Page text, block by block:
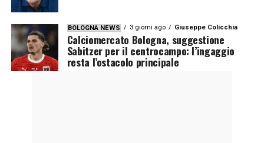
BOLOGNA NEWS 3 giorni ago Giuseppe Colicchia
Calciomercato Bologna, suggestione
Sabitzer per il centrocampo: l’ingaggio
resta l’ostacolo principale